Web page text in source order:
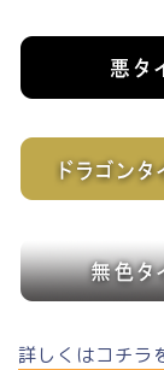
詳しくはコチラ